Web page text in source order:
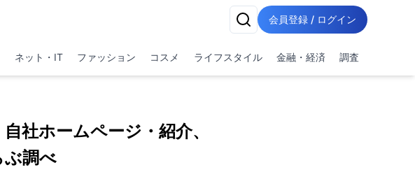
会員登録 / ログイン
ネット・IT ファッション コスメ ライフスタイル 金融・経済 調査
社ホームページ・紹介、
ぶ調べ